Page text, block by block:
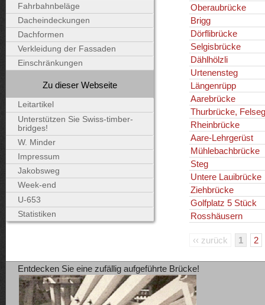
Oberaubrücke
Brigg
Dörflibrücke
Selgisbrücke
Dählhölzli
Urtenensteg
Längenrüpp
Aarebrücke
Thurbrücke,
Rheinbrücke
Aare-Lehrgerüst
Mühlebachbrücke
Steg
Untere Lauibrücke
Ziehbrücke
Golfplatz 5 Stück
Rosshäusern
‹‹ zurück 1 2
Fahrbahnbeläge
Dacheindeckungen
Dachformen
Verkleidung der Fassaden
Einschränkungen
Zu dieser Webseite
Leitartikel
Unterstützen Sie Swiss-timber-
bridges!
W. Minder
Impressum
Jakobsweg
Week-end
U-653
Statistiken
Entdecken Sie eine zufällig aufgeführte Brücke!